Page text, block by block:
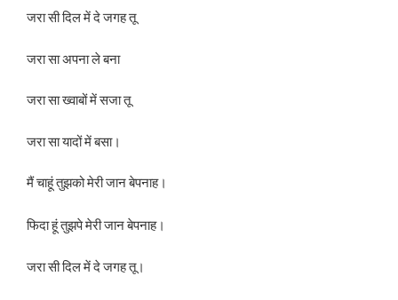
जरा सी दिल में दे जगह तू
जरा सा अपना ले बना
जरा सा ख्वाबों में सजा तू
जरा सा यादों में बसा।
मैं चाहूं तुझको मेरी जान बेपनाह।
फिदा हूं तुझपे मेरी जान बेपनाह।
जरा सी दिल में दे जगह तू।